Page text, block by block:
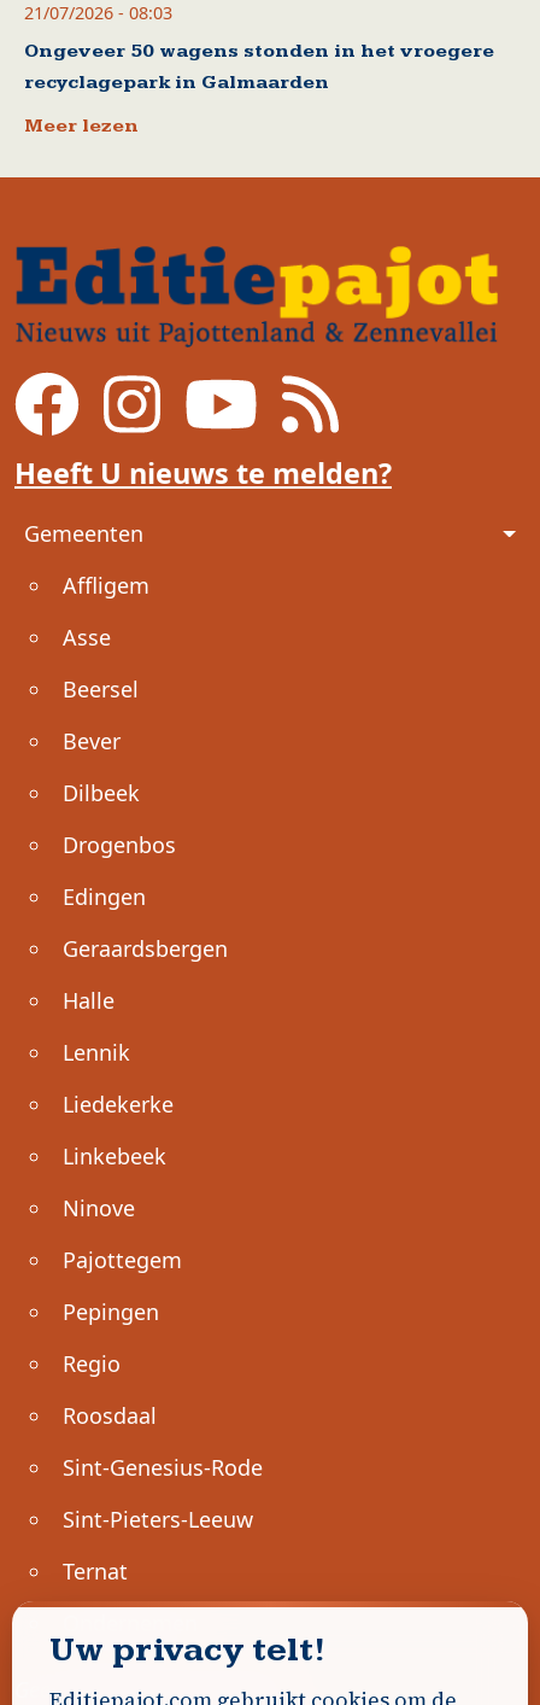
21/07/2026 - 08:03
Ongeveer 50 wagens stonden in het vroegere
recyclagepark in Galmaarden
Meer lezen
Heeft U nieuws te melden?
Voet
Gemeenten
Affligem
Asse
Beersel
Bever
Dilbeek
Drogenbos
Edingen
Geraardsbergen
Halle
Lennik
Liedekerke
Linkebeek
Ninove
Pajottegem
Pepingen
Regio
Roosdaal
Sint-Genesius-Rode
Sint-Pieters-Leeuw
Ternat
Geen advertenties gevonden.
Uw privacy telt!